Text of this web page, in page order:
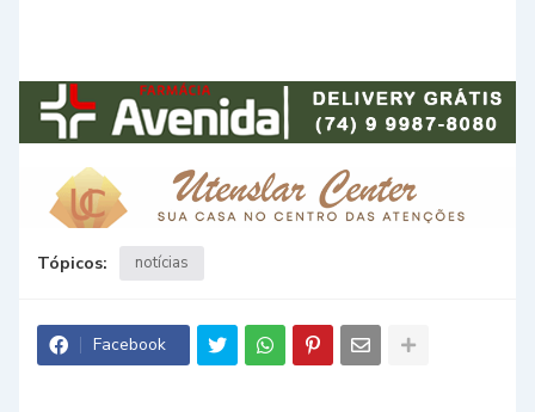
Tópicos: notícias
Facebook